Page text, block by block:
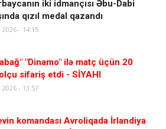
iki idmançısı Əbu-Dabi
qızıl medal qazandı
2026 - 14:15
"Dinamo" ilə matç üçün 20
sifariş etdi - SİYAHI
2026 - 13:57
komandası Avroliqada İrlandiya